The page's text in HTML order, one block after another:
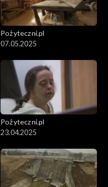
Pożyteczni.pl
07.05.2025
Pożyteczni.pl
23.04.2025